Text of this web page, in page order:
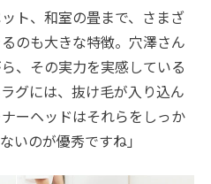
ト、和室の畳まで、さまざ
のも大きな特徴。穴澤さん
、その実力を実感している
グには、抜け毛が入り込ん
ーヘッドはそれらをしっか
いのが優秀ですね」